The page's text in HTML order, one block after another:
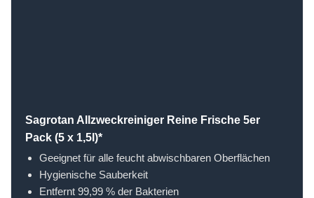
Sagrotan Allzweckreiniger Reine Frische 5er
Pack (5 x 1,5l)*
Geeignet für alle feucht abwischbaren Oberflächen
Hygienische Sauberkeit
Entfernt 99,99 % der Bakterien